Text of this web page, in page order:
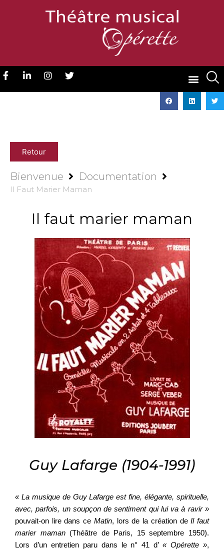
Retour
Bienvenue Documentation
Il Faut Marier Maman
Il faut marier maman
Guy Lafarge (1904-1991)
« La musique de Guy Lafarge est fine, élégante, spirituelle,
avec, parfois, un soupçon de sentiment qui lui va à ravir »
pouvait-on lire dans ce Matin, lors de la création deIl faut
marier maman(Théâtre de Paris, 15 septembre 1950).
Lors d’un entretien paru dans le n° 41 d’« Opérette »,